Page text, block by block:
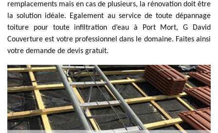
remplacements mais en cas de plusieurs, la rénovation doit être
la solution idéale. Egalement au service de toute dépannage
toiture pour toute infiltration d’eau à Port Mort, G David
Couverture est votre professionnel dans le domaine. Faites ainsi
votre demande de devis gratuit.